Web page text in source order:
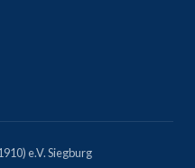
e.V. Siegburg